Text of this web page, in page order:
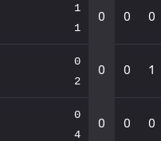
1
1
0 0 0
0
2
0 0 1
0
4
0 0 0